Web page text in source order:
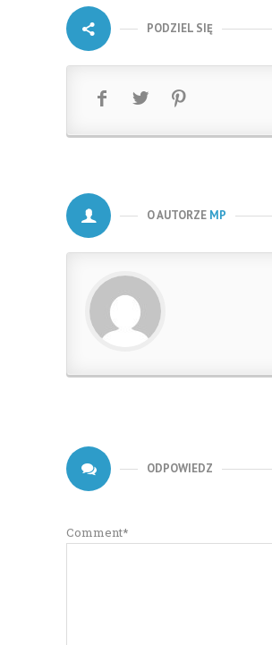
PODZIEL SIĘ
O AUTORZE MP
ODPOWIEDZ
Comment*